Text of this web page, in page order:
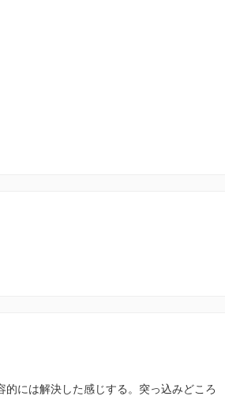
には解決した感じする。突っ込みどころ